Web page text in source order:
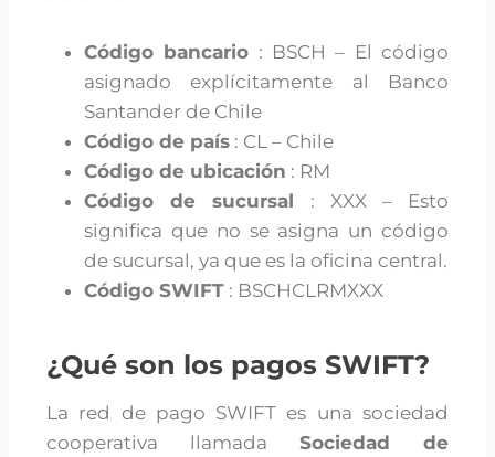
Código bancario : BSCH – El código
asignado explícitamente al Banco
Santander de Chile
Código de país : CL – Chile
Código de ubicación : RM
Código de sucursal : XXX – Esto
significa que no se asigna un código
de sucursal, ya que es la oficina central.
Código SWIFT : BSCHCLRMXXX
¿Qué son los pagos SWIFT?
La red de pago SWIFT es una sociedad
cooperativa llamada Sociedad de